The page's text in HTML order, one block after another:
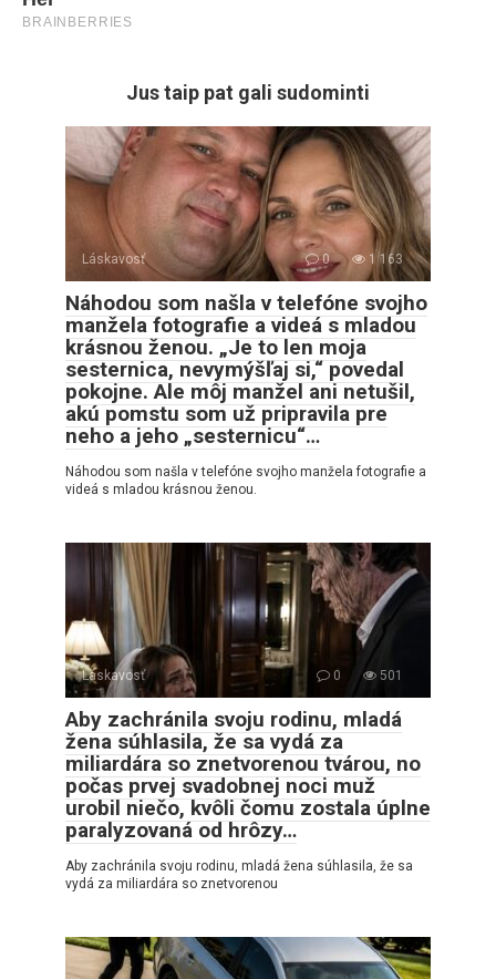
Jus taip pat gali sudominti
Láskavosť 0 1 163
Náhodou som našla v telefóne svojho
manžela fotografie a videá s mladou
krásnou ženou. „Je to len moja
sesternica, nevymýšľaj si,“ povedal
pokojne. Ale môj manžel ani netušil,
akú pomstu som už pripravila pre
neho a jeho „sesternicu“…
Náhodou som našla v telefóne svojho manžela fotografie a
videá s mladou krásnou ženou.
Láskavosť 0 501
Aby zachránila svoju rodinu, mladá
žena súhlasila, že sa vydá za
miliardára so znetvorenou tvárou, no
počas prvej svadobnej noci muž
urobil niečo, kvôli čomu zostala úplne
paralyzovaná od hrôzy…
Aby zachránila svoju rodinu, mladá žena súhlasila, že sa
vydá za miliardára so znetvorenou